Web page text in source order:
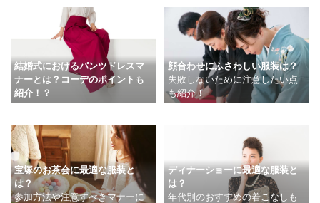
結婚式におけるパンツドレスマ
ナーとは？コーデのポイントも
紹介！？
顔合わせにふさわしい服装は？
失敗しないために注意したい点
も紹介！
宝塚のお茶会に最適な服装と
は？
参加方法や注意すべきマナーに
ディナーショーに最適な服装と
は？
年代別のおすすめの着こなしも